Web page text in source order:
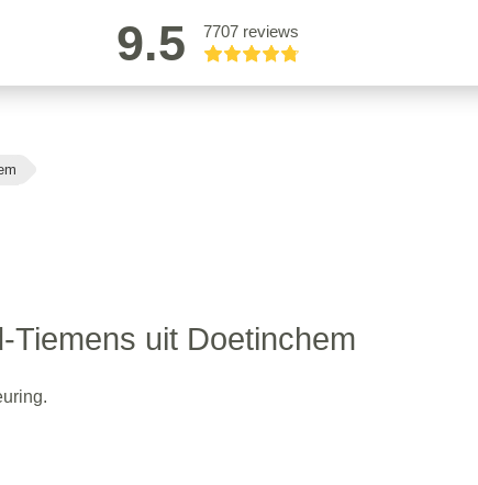
9.5 7707 reviews
Tiemens uit Doetinchem